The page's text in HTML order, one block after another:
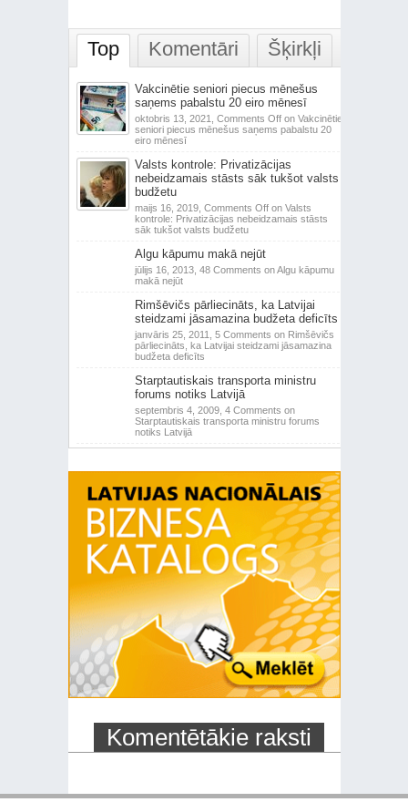
Top Komentāri Šķirkļi
Vakcinētie seniori piecus mēnešus
saņems pabalstu 20 eiro mēnesī
oktobris 13, 2021, Comments Offon Vakcinētie
seniori piecus mēnešus saņems pabalstu 20
eiro mēnesī
Valsts kontrole: Privatizācijas
nebeidzamais stāsts sāk tukšot valsts
budžetu
maijs 16, 2019, Comments Offon Valsts
kontrole: Privatizācijas nebeidzamais stāsts
sāk tukšot valsts budžetu
Algu kāpumu makā nejūt
jūlijs 16, 2013, 48 Comments on Algu kāpumu
makā nejūt
Rimšēvičs pārliecināts, ka Latvijai
steidzami jāsamazina budžeta deficīts
janvāris 25, 2011, 5 Comments on Rimšēvičs
pārliecināts, ka Latvijai steidzami jāsamazina
budžeta deficīts
Starptautiskais transporta ministru
forums notiks Latvijā
septembris 4, 2009, 4 Comments on
Starptautiskais transporta ministru forums
notiks Latvijā
Komentētākie raksti